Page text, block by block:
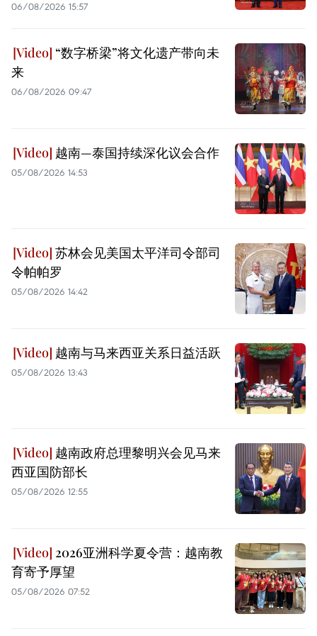
06/08/2026 15:57
“数字桥梁”将文化遗产带向未
来
06/08/2026 09:47
越南—泰国持续深化议会合作
05/08/2026 14:53
苏林会见美国太平洋司令部司
令帕帕罗
05/08/2026 14:42
越南与马来西亚关系日益活跃
05/08/2026 13:43
越南政府总理黎明兴会见马来
西亚国防部长
05/08/2026 12:55
2026亚洲科学夏令营：越南教
育寄予厚望
05/08/2026 07:52